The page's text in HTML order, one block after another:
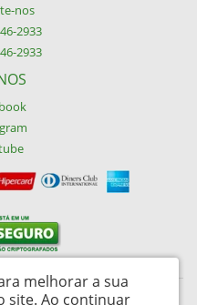
nos
2933
2933
melhorar a sua
site. Ao continuar